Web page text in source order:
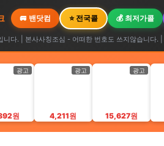
🚐 밴닷컴 ⭐ 전국콜 💰 최저가콜
다. | 본사사칭조심 - 어떠한 번호도 쓰지않습니다. |
광고
원
광고
4,211원
광고
15,627원